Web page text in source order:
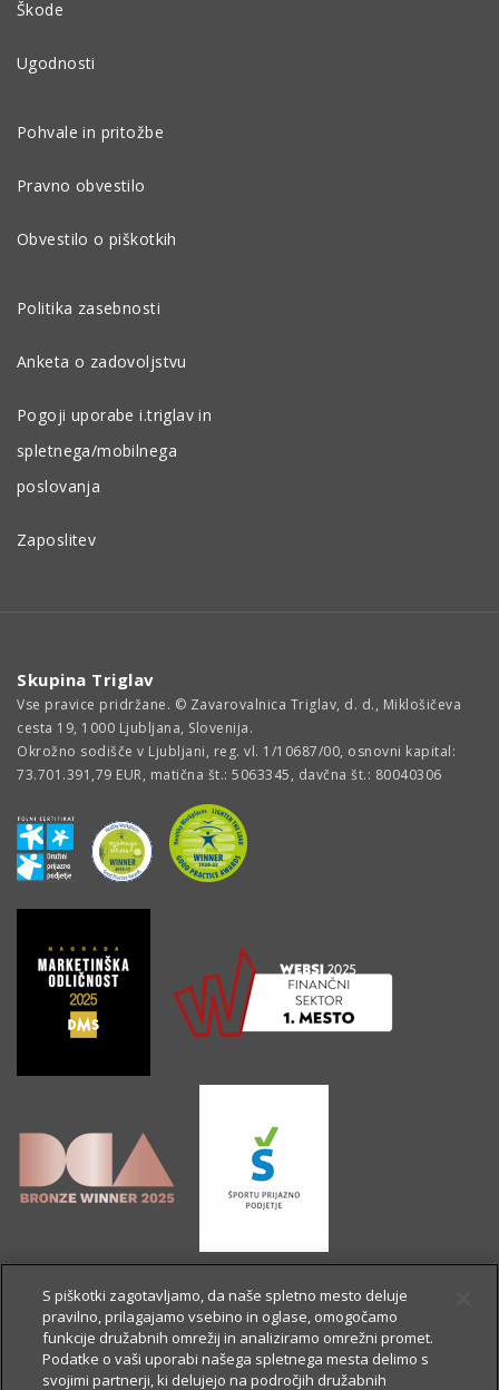
Škode
Ugodnosti
Pohvale in pritožbe
Pravno obvestilo
Obvestilo o piškotkih
Politika zasebnosti
Anketa o zadovoljstvu
Pogoji uporabe i.triglav in
spletnega/mobilnega
poslovanja
Zaposlitev
Skupina Triglav
Vse pravice pridržane. © Zavarovalnica Triglav, d. d., Miklošičeva
cesta 19, 1000 Ljubljana, Slovenija.
Okrožno sodišče v Ljubljani, reg. vl. 1/10687/00, osnovni kapital:
73.701.391,79 EUR, matična št.: 5063345, davčna št.: 80040306
S piškotki zagotavljamo, da naše spletno mesto deluje
pravilno, prilagajamo vsebino in oglase, omogočamo
funkcije družabnih omrežij in analiziramo omrežni promet.
Podatke o vaši uporabi našega spletnega mesta delimo s
svojimi partnerji, ki delujejo na področjih družabnih